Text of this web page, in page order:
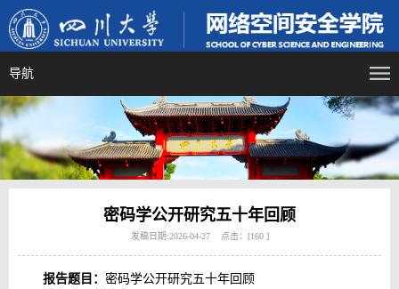
导航
密码学公开研究五十年回顾
发稿日期:2026-04-27 点击：[160 ]
报告题目： 密码学公开研究五十年回顾